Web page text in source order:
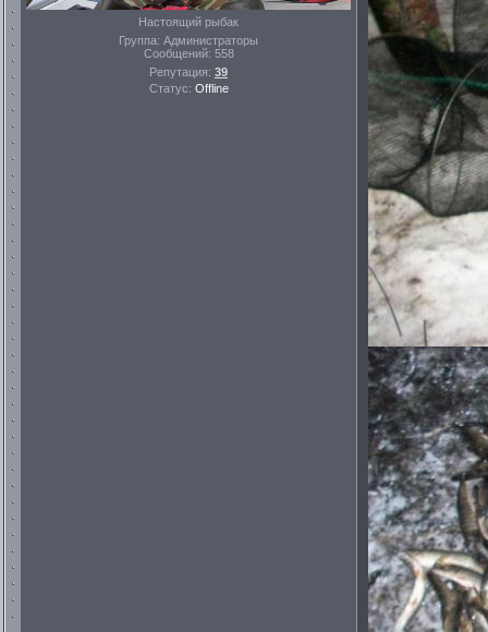
Настоящий рыбак
Группа: Администраторы
Сообщений: 558
Репутация: 39
Статус: Offline